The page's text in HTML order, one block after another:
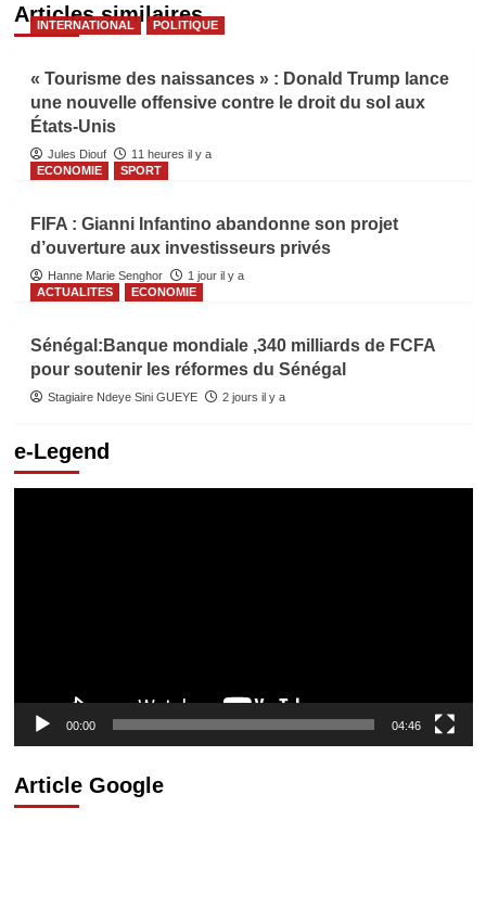
Articles similaires
INTERNATIONAL POLITIQUE
« Tourisme des naissances » : Donald Trump lance
une nouvelle offensive contre le droit du sol aux
États-Unis
Jules Diouf
11 heures il y a
ECONOMIE
SPORT
FIFA : Gianni Infantino abandonne son projet
d’ouverture aux investisseurs privés
Hanne Marie Senghor
1 jour il y a
ACTUALITES
ECONOMIE
Sénégal:Banque mondiale ,340 milliards de FCFA
pour soutenir les réformes du Sénégal
Stagiaire Ndeye Sini GUEYE 2 jours il y a
e-Legend
00:00 04:46
Article Google